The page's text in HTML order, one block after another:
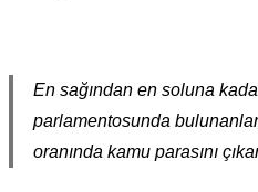
En sağından en soluna
parlamentosunda
oranında kamu parasını